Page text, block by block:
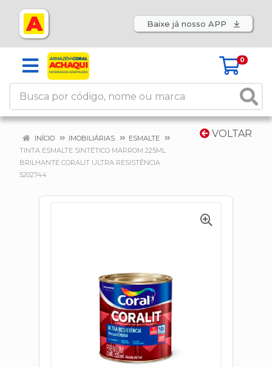
Baixe já nosso APP
0
VOLTAR
INÍCIO IMOBILIÁRIAS
ESMALTE
TINTA ESMALTE SINTÉTICO MARROM 225ML
BRILHANTE CORALIT ULTRA RESISTÊNCIA
5202744